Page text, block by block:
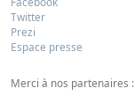
Twitter
Prezi
Espace presse
Merci à nos partenaires :